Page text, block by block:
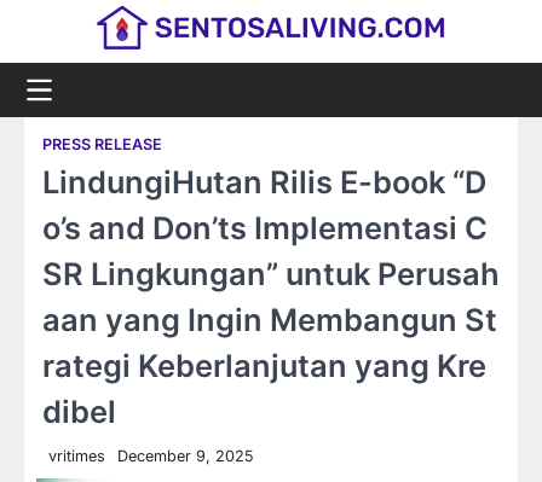
PRESS RELEASE
LindungiHutan Rilis E-book “D
o’s and Don’ts Implementasi C
SR Lingkungan” untuk Perusah
aan yang Ingin Membangun St
rategi Keberlanjutan yang Kre
dibel
vritimes December 9, 2025